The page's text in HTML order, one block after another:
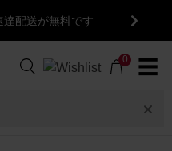
配送が無料です 次
0 ☰